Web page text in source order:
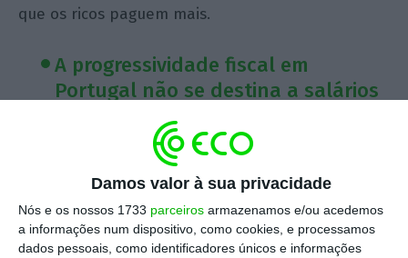
Damos valor à sua privacidade
Nós e os nossos 1733 parceiros armazenamos e/ou acedemos
a informações num dispositivo, como cookies, e processamos
dados pessoais, como identificadores únicos e informações
que os ricos paguem mais.
A progressividade fiscal em
Portugal não se destina a salários
Sempre que se fala em diminuir a progressividade,
alguém vem com o exemplo de um qualquer CEO
a receber um salário milionário que passará a
pagar muito menos. Há dias num debate José